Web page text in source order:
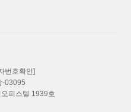
번호확인]
-03095
피스텔 1939호